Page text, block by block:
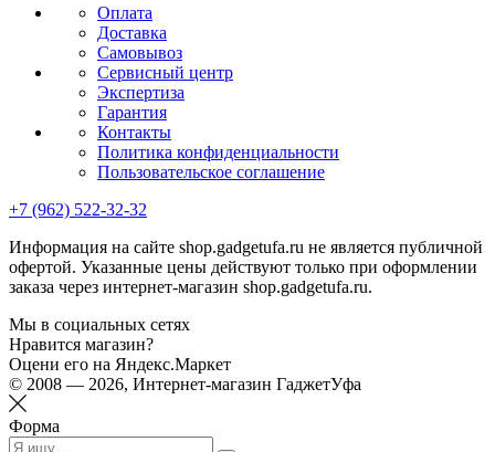
Оплата
Доставка
Самовывоз
Сервисный центр
Экспертиза
Гарантия
Контакты
Политика конфиденциальности
Пользовательское соглашение
+7 (962) 522-32-32
Информация на сайте shop.gadgetufa.ru не является публичной
офертой. Указанные цены действуют только при оформлении
заказа через интернет-магазин shop.gadgetufa.ru.
Мы в социальных сетях
Нравится магазин?
Оцени его на Яндекс.Маркет
© 2008 — 2026, Интернет-магазин ГаджетУфа
Форма